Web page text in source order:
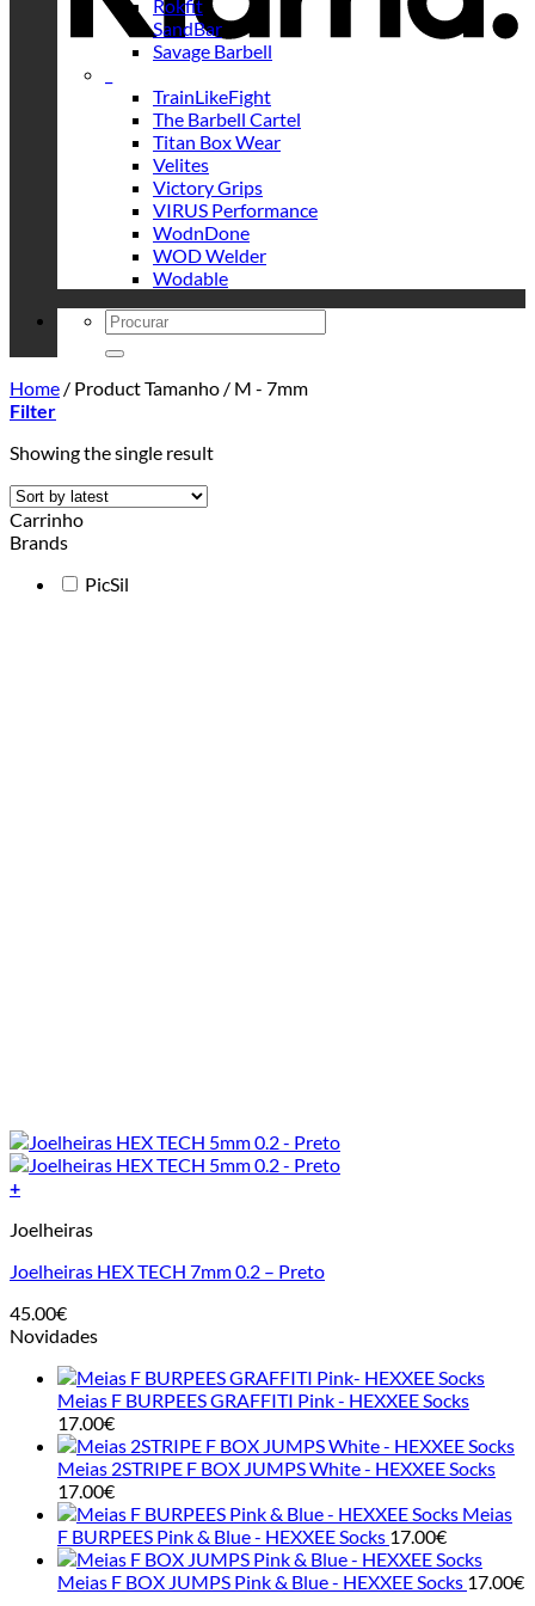
Rokfit
SandBar
Savage Barbell
TrainLikeFight
The Barbell Cartel
Titan Box Wear
Velites
Victory Grips
VIRUS Performance
WodnDone
WOD Welder
Wodable
Search
for:
Home / Product Tamanho / M - 7mm
Filter
Showing the single result
Carrinho
Brands
PicSil
+
product
multiple
The
options
chosen
product
Joelheiras
Joelheiras HEX TECH 7mm 0.2 – Preto
45.00€
Novidades
Meias F BURPEES GRAFFITI Pink - HEXXEE Socks
17.00€
Meias 2STRIPE F BOX JUMPS White - HEXXEE Socks
17.00€
Meias
F BURPEES Pink & Blue - HEXXEE Socks 17.00€
Meias F BOX JUMPS Pink & Blue - HEXXEE Socks 17.00€